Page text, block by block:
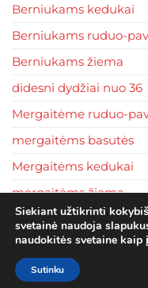
Berniukams kedukai
Berniukams ruduo-
Berniukams žiema
didesni dydžiai nuo 36
Mergaitėme ruduo-
mergaitėms basutės
Mergaitėms kedukai
mergaitėms žiema
tapkės
Siekiant užtikrinti
svetainė naudoja
naudokitės svetaine kaip
Sutinku